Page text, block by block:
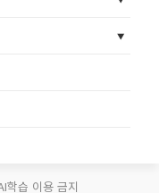
학습 이용 금지